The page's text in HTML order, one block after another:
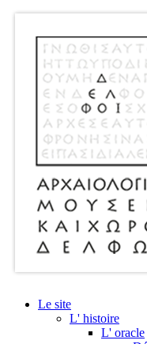
Le site
L' histoire
L' oracle